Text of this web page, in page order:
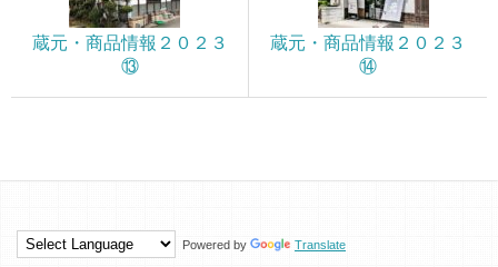
蔵元・商品情報２０２３
⑬
蔵元・商品情報２０２３
⑭
Powered by Translate